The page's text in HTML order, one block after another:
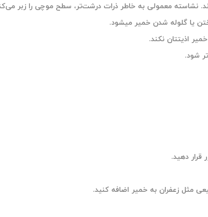
نشاسته معمولی به خاطر ذرات درشت‌تر، سطح موچی را زبر
یا گلوله شدن خمیر میشود.
اذیتتان نکند.
شود.
دهید.
مثل زعفران به خمیر اضافه کنید.